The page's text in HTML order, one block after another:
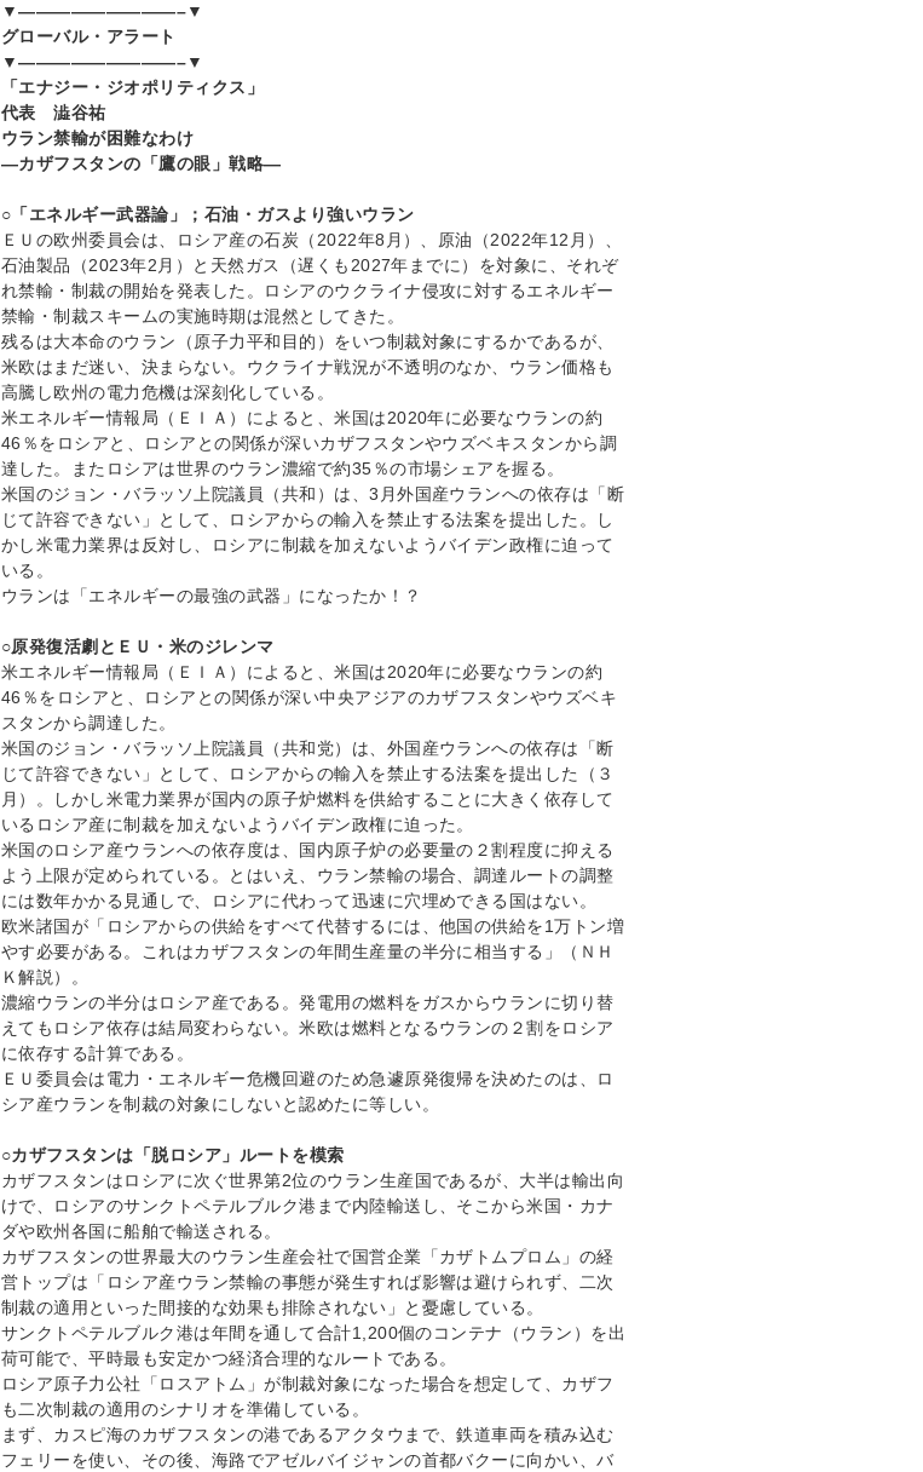
▼—————————–▼
グローバル・アラート
▼—————————–▼
「エナジー・ジオポリティクス」
代表 澁谷祐
ウラン禁輸が困難なわけ
—カザフスタンの「鷹の眼」戦略—
○「エネルギー武器論」；石油・ガスより強いウラン
ＥＵの欧州委員会は、ロシア産の石炭（2022年8月）、原油（2022年12月）、
石油製品（2023年2月）と天然ガス（遅くも2027年までに）を対象に、それぞ
れ禁輸・制裁の開始を発表した。ロシアのウクライナ侵攻に対するエネルギー
禁輸・制裁スキームの実施時期は混然としてきた。
残るは大本命のウラン（原子力平和目的）をいつ制裁対象にするかであるが、
米欧はまだ迷い、決まらない。ウクライナ戦況が不透明のなか、ウラン価格も
高騰し欧州の電力危機は深刻化している。
米エネルギー情報局（ＥＩＡ）によると、米国は2020年に必要なウランの約
46％をロシアと、ロシアとの関係が深いカザフスタンやウズベキスタンから調
達した。またロシアは世界のウラン濃縮で約35％の市場シェアを握る。
米国のジョン・バラッソ上院議員（共和）は、3月外国産ウランへの依存は「断
じて許容できない」として、ロシアからの輸入を禁止する法案を提出した。し
かし米電力業界は反対し、ロシアに制裁を加えないようバイデン政権に迫って
いる。
ウランは「エネルギーの最強の武器」になったか！？
○原発復活劇とＥＵ・米のジレンマ
米エネルギー情報局（ＥＩＡ）によると、米国は2020年に必要なウランの約
46％をロシアと、ロシアとの関係が深い中央アジアのカザフスタンやウズベキ
スタンから調達した。
米国のジョン・バラッソ上院議員（共和党）は、外国産ウランへの依存は「断
じて許容できない」として、ロシアからの輸入を禁止する法案を提出した（３
月）。しかし米電力業界が国内の原子炉燃料を供給することに大きく依存して
いるロシア産に制裁を加えないようバイデン政権に迫った。
米国のロシア産ウランへの依存度は、国内原子炉の必要量の２割程度に抑える
よう上限が定められている。とはいえ、ウラン禁輸の場合、調達ルートの調整
には数年かかる見通しで、ロシアに代わって迅速に穴埋めできる国はない。
欧米諸国が「ロシアからの供給をすべて代替するには、他国の供給を1万トン増
やす必要がある。これはカザフスタンの年間生産量の半分に相当する」（ＮＨ
Ｋ解説）。
濃縮ウランの半分はロシア産である。発電用の燃料をガスからウランに切り替
えてもロシア依存は結局変わらない。米欧は燃料となるウランの２割をロシア
に依存する計算である。
ＥＵ委員会は電力・エネルギー危機回避のため急遽原発復帰を決めたのは、ロ
シア産ウランを制裁の対象にしないと認めたに等しい。
○カザフスタンは「脱ロシア」ルートを模索
カザフスタンはロシアに次ぐ世界第2位のウラン生産国であるが、大半は輸出向
けで、ロシアのサンクトペテルブルク港まで内陸輸送し、そこから米国・カナ
ダや欧州各国に船舶で輸送される。
カザフスタンの世界最大のウラン生産会社で国営企業「カザトムプロム」の経
営トップは「ロシア産ウラン禁輸の事態が発生すれば影響は避けられず、二次
制裁の適用といった間接的な効果も排除されない」と憂慮している。
サンクトペテルブルク港は年間を通して合計1,200個のコンテナ（ウラン）を出
荷可能で、平時最も安定かつ経済合理的なルートである。
ロシア原子力公社「ロスアトム」が制裁対象になった場合を想定して、カザフ
も二次制裁の適用のシナリオを準備している。
まず、カスピ海のカザフスタンの港であるアクタウまで、鉄道車両を積み込む
フェリーを使い、その後、海路でアゼルバイジャンの首都バクーに向かい、バ